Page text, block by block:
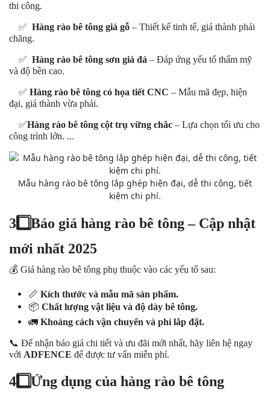
thi công.
✅ Hàng rào bê tông giả gỗ – Thiết kế tinh tế, giá thành phải
chăng.
✅ Hàng rào bê tông sơn giả đá – Đáp ứng yếu tố thẩm mỹ
và độ bền cao.
✅ Hàng rào bê tông có họa tiết CNC – Mẫu mã đẹp, hiện
đại, giá thành vừa phải.
✅Hàng rào bê tông cột trụ vững chắc – Lựa chọn tối ưu cho
công trình lớn. ...
Mẫu hàng rào bê tông lắp ghép hiện đại, dễ thi công, tiết
kiệm chi phí.
3️Báo giá hàng rào bê tông – Cập nhật
mới nhất 2025
💰 Giá hàng rào bê tông phụ thuộc vào các yếu tố sau:
📏 Kích thước và mẫu mã sản phẩm.
📦 Chất lượng vật liệu và độ dày bê tông.
🚛 Khoảng cách vận chuyển và phí lắp đặt.
📞 Để nhận báo giá chi tiết và ưu đãi mới nhất, hãy liên hệ ngay
với ADFENCE để được tư vấn miễn phí.
4️Ứng dụng của hàng rào bê tông